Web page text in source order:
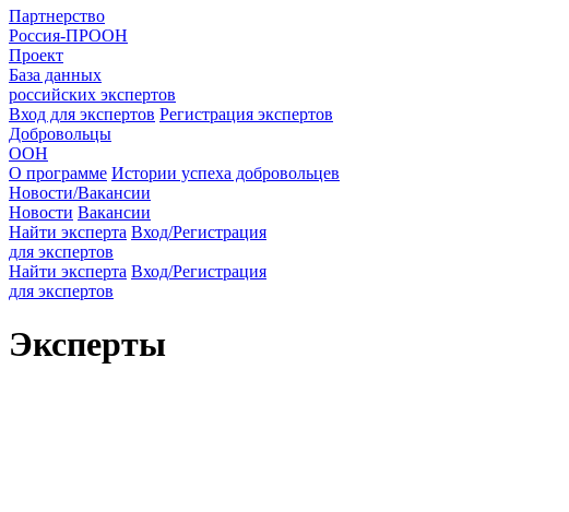
Партнерство
Россия-ПРООН
Проект
База данных
российских экспертов
Вход для экспертов Регистрация экспертов
Добровольцы
ООН
О программе Истории успеха добровольцев
Новости/Вакансии
Новости Вакансии
Найти эксперта Вход/Регистрация
для экспертов
Найти эксперта Вход/Регистрация
для экспертов
Эксперты